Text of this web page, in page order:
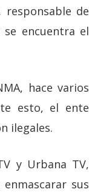
responsable de
encuentra el
hace varios
esto, el ente
ilegales.
y Urbana TV,
sus